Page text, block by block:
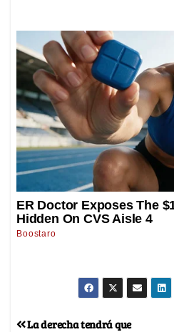
La derecha tendrá que